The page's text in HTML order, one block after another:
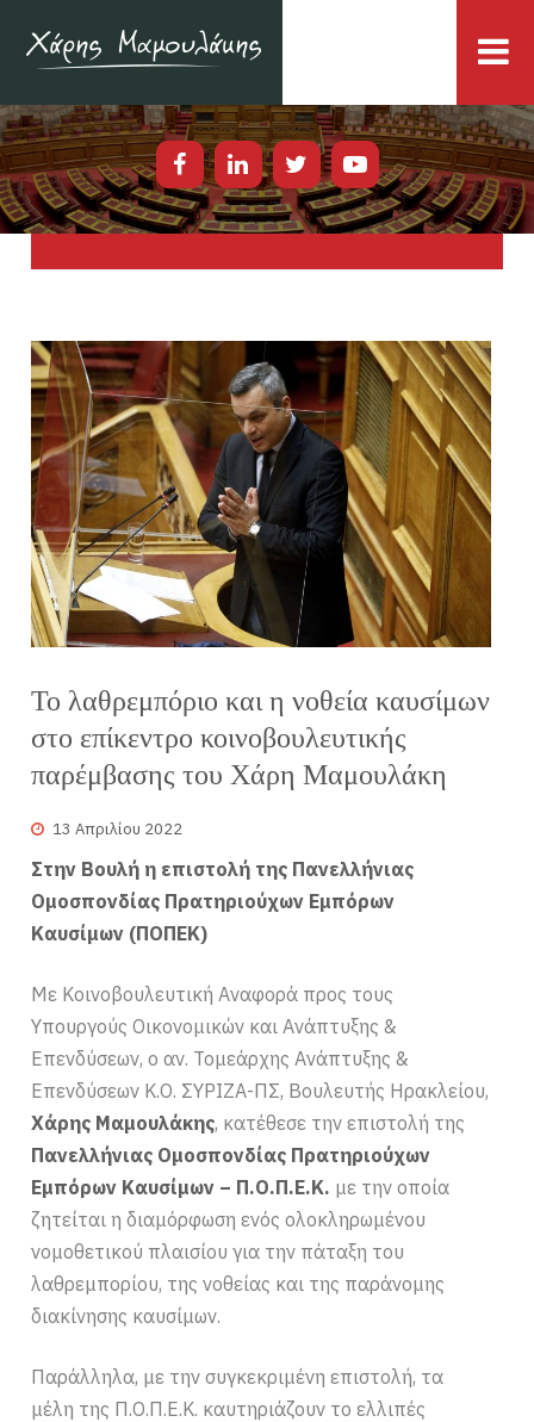
Το λαθρεμπόριο και η νοθεία καυσίμων
στο επίκεντρο κοινοβουλευτικής
παρέμβασης του Χάρη Μαμουλάκη
13 Απριλίου 2022
Στην Βουλή η επιστολή της Πανελλήνιας
Ομοσπονδίας Πρατηριούχων Εμπόρων
Καυσίμων (ΠΟΠΕΚ)
Με Κοινοβουλευτική Αναφορά προς τους
Υπουργούς Οικονομικών και Ανάπτυξης &
Επενδύσεων, ο αν. Τομεάρχης Ανάπτυξης &
Επενδύσεων Κ.Ο. ΣΥΡΙΖΑ-ΠΣ, Βουλευτής Ηρακλείου,
Χάρης Μαμουλάκης, κατέθεσε την επιστολή της
Πανελλήνιας Ομοσπονδίας Πρατηριούχων
Εμπόρων Καυσίμων – Π.Ο.Π.Ε.Κ. με την οποία
ζητείται η διαμόρφωση ενός ολοκληρωμένου
νομοθετικού πλαισίου για την πάταξη του
λαθρεμπορίου, της νοθείας και της παράνομης
διακίνησης καυσίμων.
Παράλληλα, με την συγκεκριμένη επιστολή, τα
μέλη της Π.Ο.Π.Ε.Κ. καυτηριάζουν το ελλιπές